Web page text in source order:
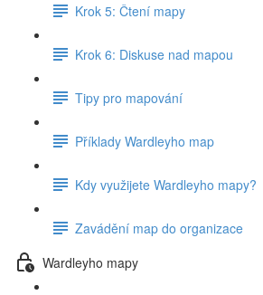
Krok 5: Čtení mapy
Krok 6: Diskuse nad mapou
Tipy pro mapování
Příklady Wardleyho map
Kdy využijete Wardleyho mapy?
Zavádění map do organizace
Wardleyho mapy